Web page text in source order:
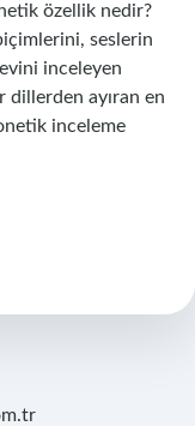
özellik nedir?
seslerin
inceleyen
dillerden ayıran en
inceleme